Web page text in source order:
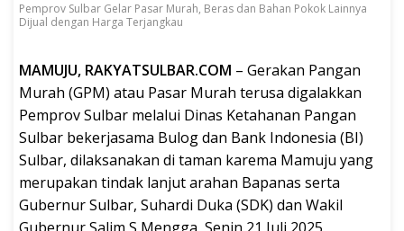
Pemprov Sulbar Gelar Pasar Murah, Beras dan Bahan Pokok Lainnya
Dijual dengan Harga Terjangkau
MAMUJU, RAKYATSULBAR.COM – Gerakan Pangan
Murah (GPM) atau Pasar Murah terusa digalakkan
Pemprov Sulbar melalui Dinas Ketahanan Pangan
Sulbar bekerjasama Bulog dan Bank Indonesia (BI)
Sulbar, dilaksanakan di taman karema Mamuju yang
merupakan tindak lanjut arahan Bapanas serta
Gubernur Sulbar, Suhardi Duka (SDK) dan Wakil